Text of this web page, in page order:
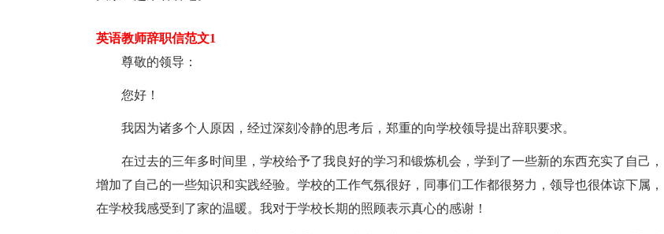
英语教师辞职信范文1
尊敬的领导：
您好！
我因为诸多个人原因，经过深刻冷静的思考后，郑重的向学校领导提出辞职要求。
在过去的三年多时间里，学校给予了我良好的学习和锻炼机会，学到了一些新的东西充实了自己，
增加了自己的一些知识和实践经验。学校的工作气氛很好，同事们工作都很努力，领导也很体谅下属，
在学校我感受到了家的温暖。我对于学校长期的照顾表示真心的感谢！